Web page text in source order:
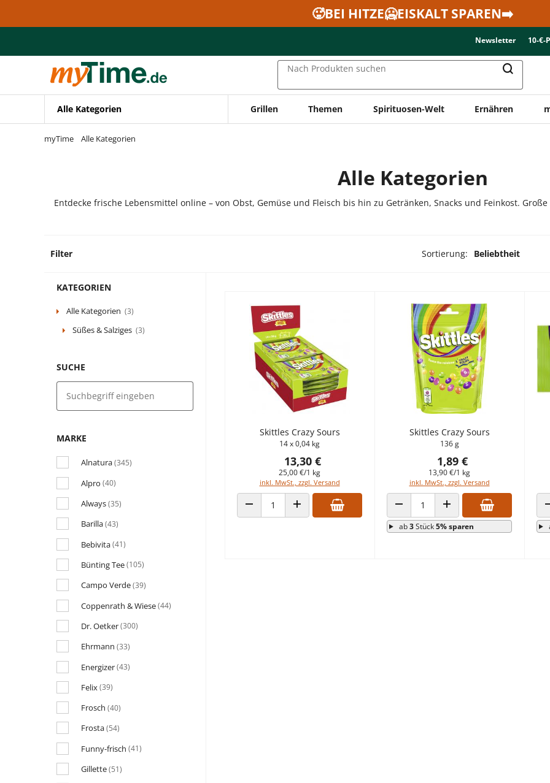
Zur Navigation springen
🥵BEI HITZE🥶EISKALT SPAREN➡️
Newsletter 10-€-
Nach Produkten suchen
Alle Kategorien Grillen Themen Spirituosen-Welt Ernähren
myTime Alle Kategorien
Alle Kategorien
Entdecke frische Lebensmittel online – von Obst, Gemüse und Fleisch bis hin zu Getränken, Snacks und Feinkost.
Filter Sortierung: Beliebtheit
KATEGORIEN
Alle Kategorien (3)
Süßes & Salziges (3)
SUCHE
MARKE
Alnatura(345)
Alpro (40)
Always(35)
Barilla(43)
Bebivita(41)
Bünting Tee(105)
Campo Verde(39)
Coppenrath & Wiese(44)
Dr. Oetker(300)
Ehrmann (33)
Energizer(43)
Felix(39)
Frosch (40)
Frosta(54)
Funny-frisch (41)
Gillette(51)
Skittles Crazy Sours
14 x 0,04 kg
13,30 €
25,00 €/1 kg
inkl. MwSt., zzgl. Versand
ANZAHL VERRINGERNANZAHL ERHÖHEN
Skittles Crazy Sours
136 g
1,89 €
13,90 €/1 kg
inkl. MwSt., zzgl. Versand
ANZAHL VERRINGERNANZAHL ERHÖHEN
ab3Stück5% sparen